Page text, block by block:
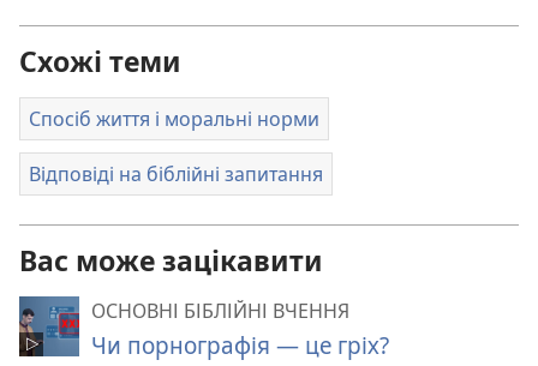
Схожі теми
Спосіб життя і моральні норми
Відповіді на біблійні запитання
Вас може зацікавити
ОСНОВНІ БІБЛІЙНІ ВЧЕННЯ
Чи порнографія — це гріх?